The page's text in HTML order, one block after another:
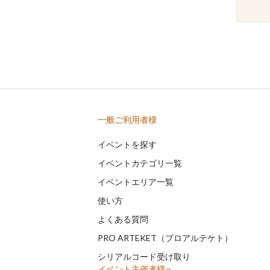
一般ご利用者様
イベントを探す
イベントカテゴリ一覧
イベントエリア一覧
使い方
よくある質問
PRO ARTEKET（プロアルテケト）
シリアルコード受け取り